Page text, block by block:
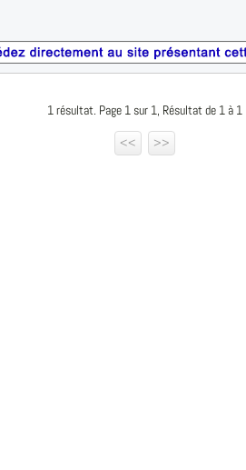
1 résultat. Page 1 sur 1, Résultat de 1 à 1
<<
>>